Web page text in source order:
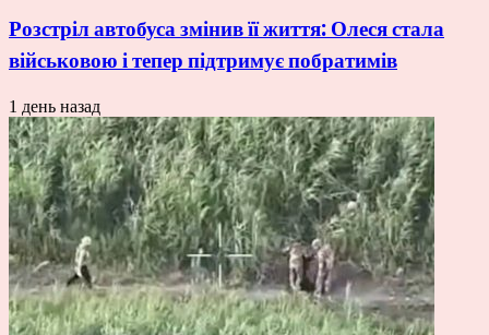
Розстріл автобуса змінив її життя: Олеся стала
військовою і тепер підтримує побратимів
1 день назад